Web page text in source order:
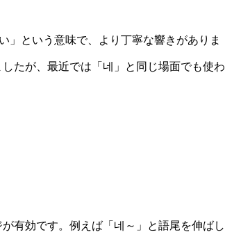
」という意味で、より丁寧な響きがありま
たが、最近では「네」と同じ場面でも使わ
有効です。例えば「네～」と語尾を伸ばし